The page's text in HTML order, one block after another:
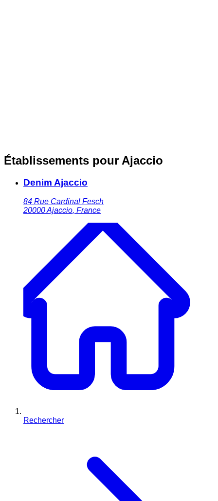
Établissements pour Ajaccio
Denim Ajaccio
84 Rue Cardinal Fesch
20000Ajaccio, France
Rechercher